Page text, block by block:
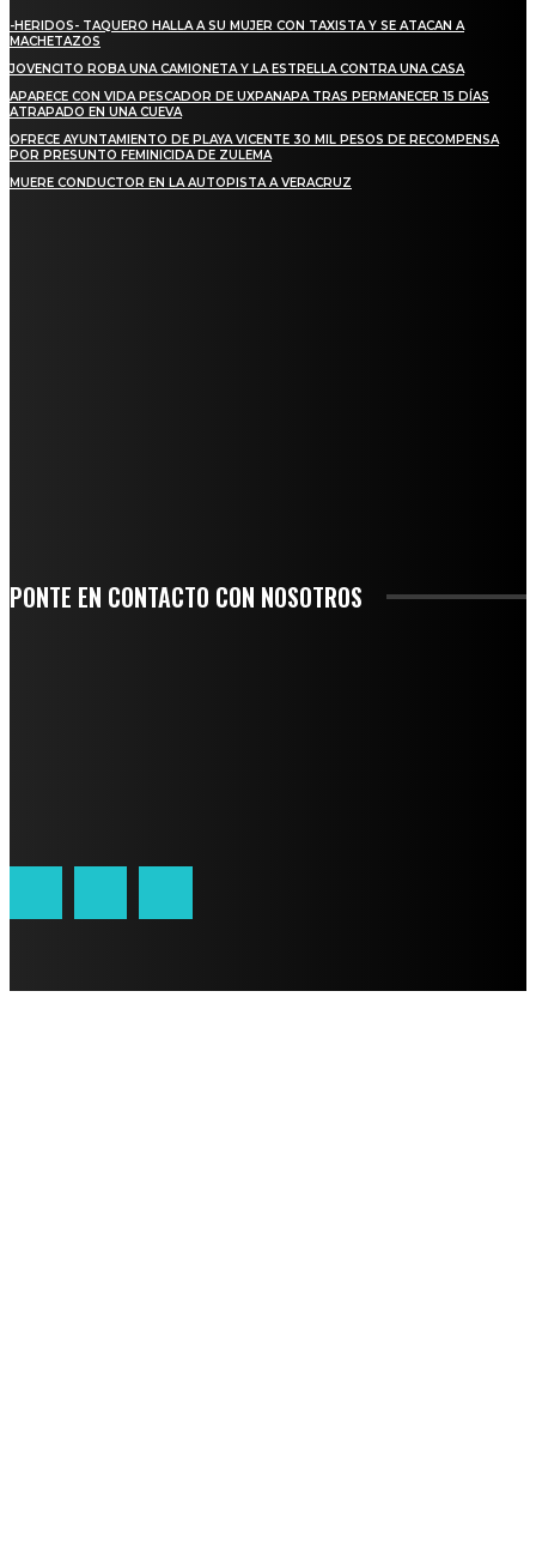
-HERIDOS- TAQUERO HALLA A SU MUJER CON TAXISTA Y SE ATACAN A
MACHETAZOS
JOVENCITO ROBA UNA CAMIONETA Y LA ESTRELLA CONTRA UNA CASA
APARECE CON VIDA PESCADOR DE UXPANAPA TRAS PERMANECER 15 DÍAS
ATRAPADO EN UNA CUEVA
OFRECE AYUNTAMIENTO DE PLAYA VICENTE 30 MIL PESOS DE RECOMPENSA
POR PRESUNTO FEMINICIDA DE ZULEMA
MUERE CONDUCTOR EN LA AUTOPISTA A VERACRUZ
PONTE EN CONTACTO CON NOSOTROS